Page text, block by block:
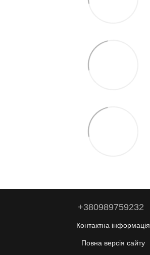
+380989759232
Контактна інформація
Повна версія сайту